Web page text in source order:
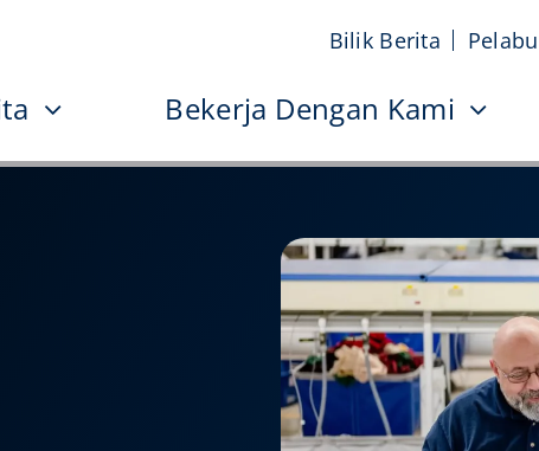
Bilik Berita
Bekerja Dengan Kami